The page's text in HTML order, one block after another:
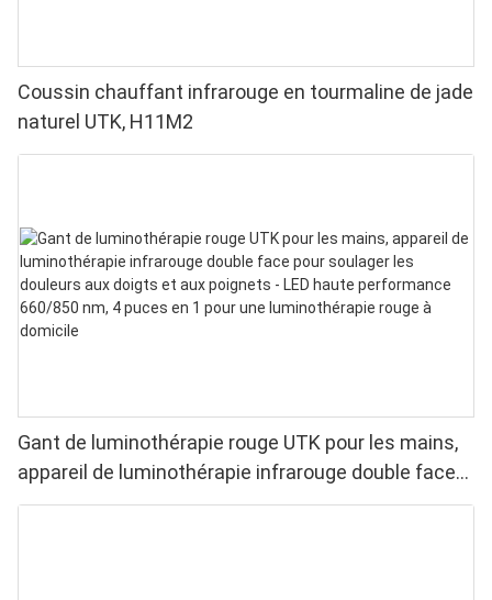
Coussin chauffant infrarouge en tourmaline de jade
naturel UTK, H11M2
Gant de luminothérapie rouge UTK pour les mains,
appareil de luminothérapie infrarouge double face
pour soulager les douleurs aux doigts et aux